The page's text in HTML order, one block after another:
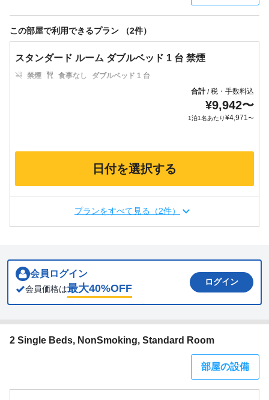
この部屋で利用できるプラン （2件）
スタンダード ルーム ダブルベッド 1 台 禁煙
禁煙 食事なし
ダブルベッド 1 台
合計/税・手数料込
¥9,942〜
1泊1名あたり¥4,971〜
日付を選択する
プランをすべて見る（2件）
会員ログイン
会員価格は最大40%OFF
ログイン
2 Single Beds, NonSmoking, Standard Room
部屋の設備